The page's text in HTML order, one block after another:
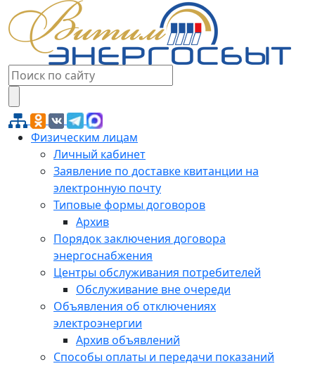
Физическим лицам
Личный кабинет
Заявление по доставке квитанции на
электронную почту
Типовые формы договоров
Архив
Порядок заключения договора
энергоснабжения
Центры обслуживания потребителей
Обслуживание вне очереди
Объявления об отключениях
электроэнергии
Архив объявлений
Способы оплаты и передачи показаний